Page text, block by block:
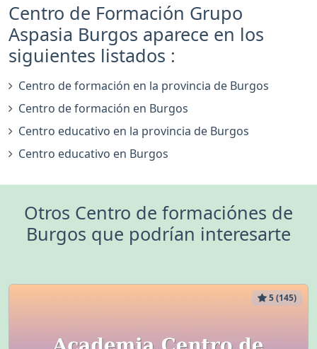
Centro de Formación Grupo
Aspasia Burgos aparece en los
siguientes listados :
Centro de formación en la provincia de Burgos
Centro de formación en Burgos
Centro educativo en la provincia de Burgos
Centro educativo en Burgos
Otros Centro de formaciónes de
Burgos que podrían interesarte
5 (145)